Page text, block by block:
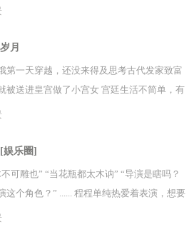
消息：这可是中世纪啊！！！ 虽
身时代的文明进步，所以拉踩之前的时代
认，中世纪的确不怎么‘宜居’ 脏乱
物质贫乏、黑暗料理、文化禁锢、医学胡
代，即使她随身带着一个超市，还是贵族，
空间 西方罗曼 种田文 穿书 爽文 中世纪
：主角：路易莎，纪尧姆 ┃ 配角： ┃ 其
话简介：带着超市穿越中世纪
月
第一天穿越，还没来得及思考古代发家致富
被送进皇宫做了小宫女 宫廷生活不简单，有
蛋的她想平静度日也不行... 行吧，不能躺平
娱乐圈]
可雕也” “当花瓶都太木讷” “导演是瞎吗？
这个角色？” ...... 程程单纯热爱着表演，想要
但世界上的事就是这样 热爱的想要的不是一定